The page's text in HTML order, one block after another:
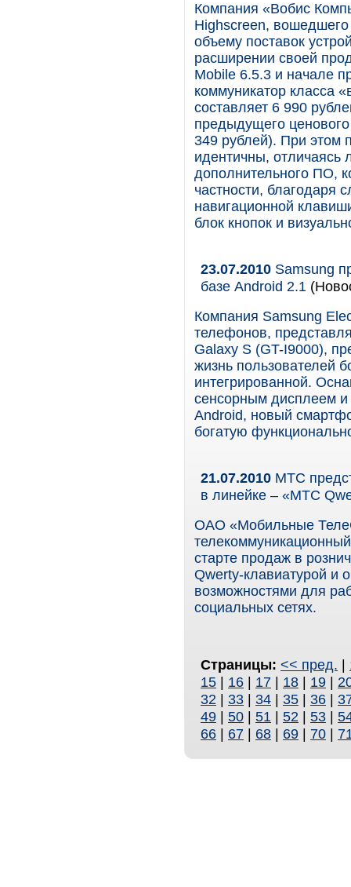
Компания «Вобис
Highscreen,
объему поставок
расширении своей
Mobile 6.5.3 и начале
коммуникатор класса
составляет 6 990
предыдущего
349 рублей). При этом
идентичны, отличаясь
дополнительного ПО,
частности, благодаря
навигационной
блок кнопок и
23.07.2010 Samsung
базе Android 2.1
Компания Samsung
телефонов,
Galaxy S (GT-I9000),
жизнь пользователей
интегрированной.
сенсорным дисплеем
Android, новый
богатую
21.07.2010 МТС
в линейке – «МТС
ОАО «Мобильные
старте продаж в
Qwerty-клавиатурой и
возможностями для
социальных сетях.
Страницы: << пред. |
15 | 16 | 17 | 18 | 19 |
32 | 33 | 34 | 35 | 36 |
49 | 50 | 51 | 52 | 53 |
66 | 67 | 68 | 69 | 70 |